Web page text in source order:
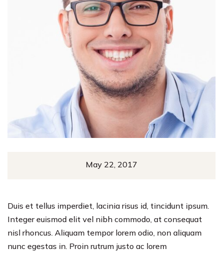
May 22, 2017
Duis et tellus imperdiet, lacinia risus id, tincidunt ipsum.
Integer euismod elit vel nibh commodo, at consequat
nisl rhoncus. Aliquam tempor lorem odio, non aliquam
nunc egestas in. Proin rutrum justo ac lorem